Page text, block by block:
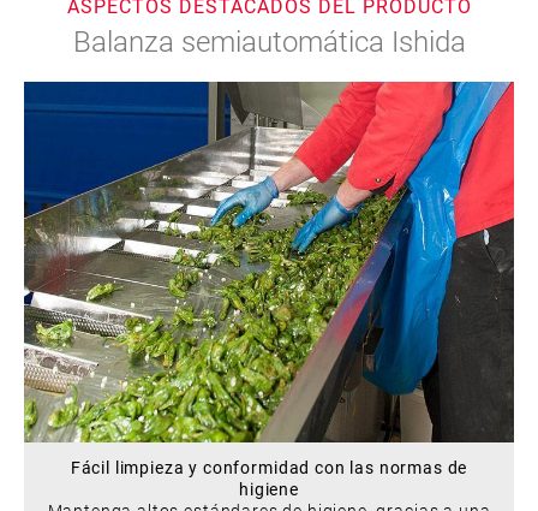
Balanza semiautomática Ishida
Fácil limpieza y conformidad con las normas de
higiene